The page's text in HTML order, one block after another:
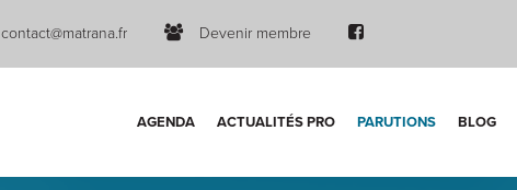
contact@matrana.fr Devenir membre
AGENDA ACTUALITÉS PRO PARUTIONS BLOG